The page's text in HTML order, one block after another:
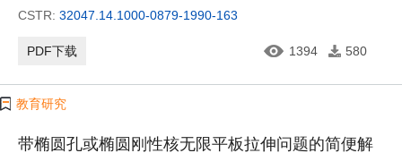
CSTR: 32047.14.1000-0879-1990-163
PDF下载 1394 580
教育研究
带椭圆孔或椭圆刚性核无限平板拉伸问题的简便解